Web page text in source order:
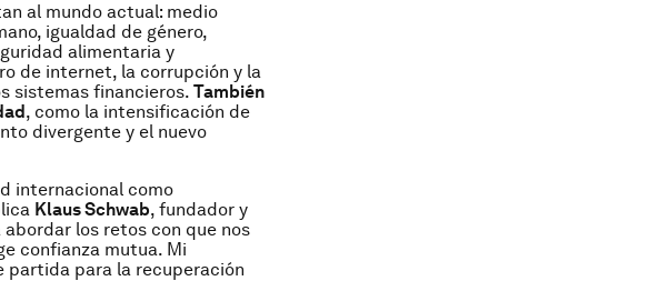
al mundo actual: medio
igualdad de género,
alimentaria y
de internet, la corrupción y la
sistemas financieros. También
, como la intensificación de
divergente y el nuevo
internacional como
Klaus Schwab, fundador y
los retos con que nos
confianza mutua. Mi
partida para la recuperación